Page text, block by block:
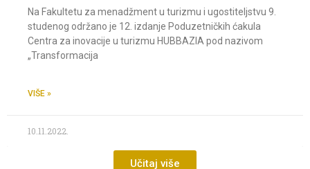
Na Fakultetu za menadžment u turizmu i ugostiteljstvu 9.
studenog održano je 12. izdanje Poduzetničkih ćakula
Centra za inovacije u turizmu HUBBAZIA pod nazivom
„Transformacija
VIŠE »
10.11.2022.
Učitaj više